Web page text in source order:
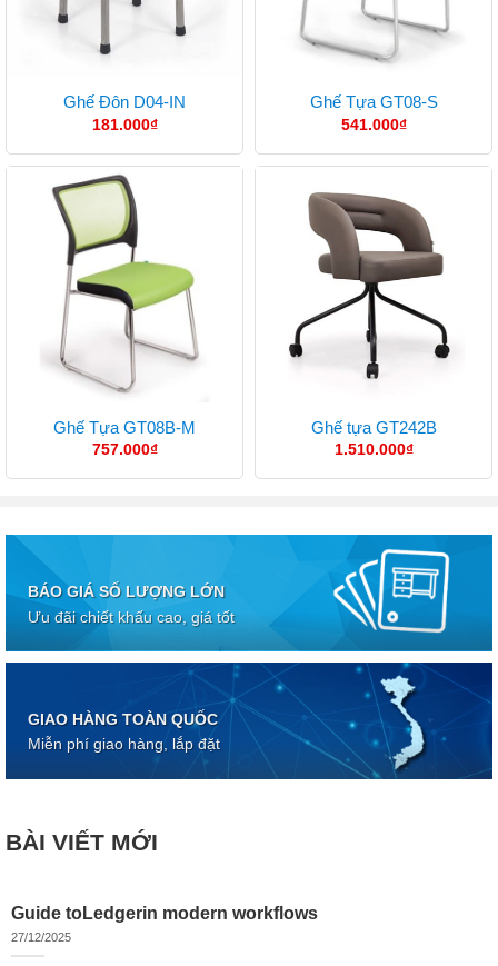
Ghế Đôn D04-IN
181.000₫
Ghế Tựa GT08-S
541.000₫
Ghế Tựa GT08B-M
757.000₫
Ghế tựa GT242B
1.510.000₫
BÁO GIÁ SỐ LƯỢNG LỚN
Ưu đãi chiết khấu cao, giá tốt
GIAO HÀNG TOÀN QUỐC
Miễn phí giao hàng, lắp đặt
BÀI VIẾT MỚI
Guide toLedgerin modern workflows
27/12/2025